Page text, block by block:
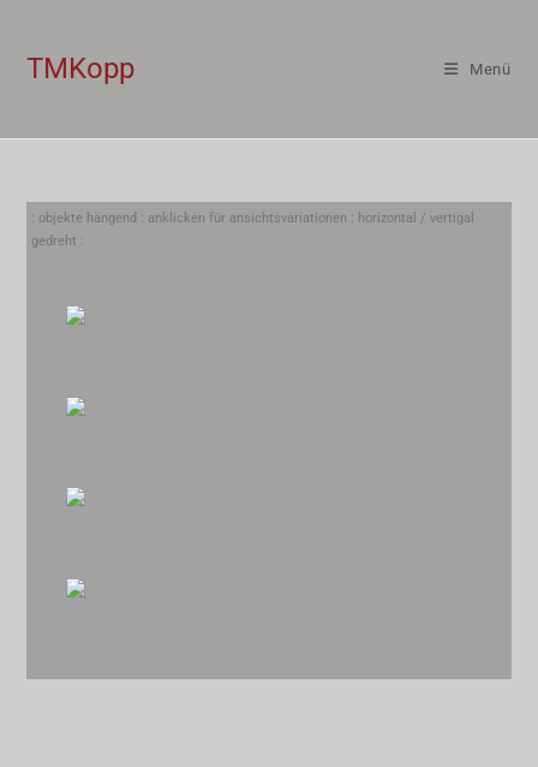
TMKopp Menü
: objekte hängend : anklicken für ansichtsvariationen : horizontal / vertigal
gedreht :